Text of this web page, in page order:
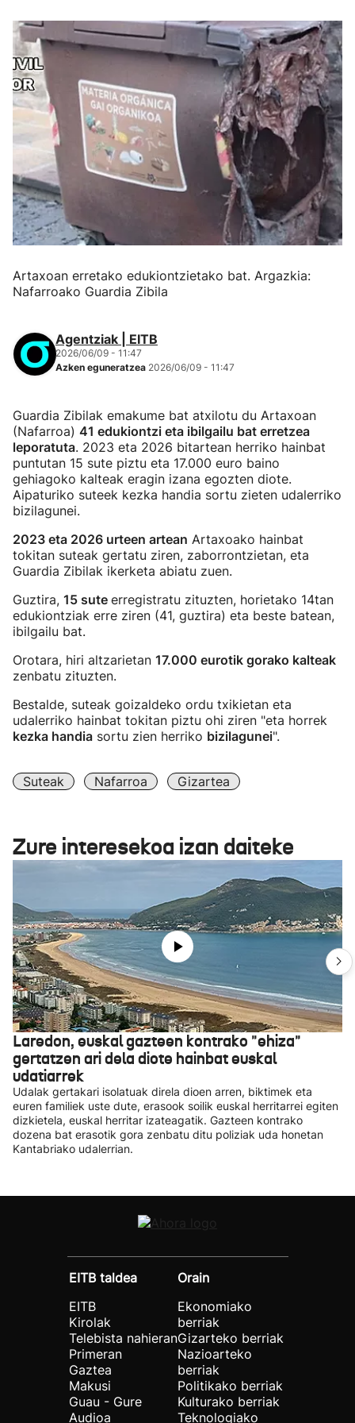
Artaxoan erretako edukiontzietako bat. Argazkia:
Nafarroako Guardia Zibila
Agentziak | EITB
2026/06/09 - 11:47
Azken eguneratzea 2026/06/09 - 11:47
Guardia Zibilak emakume bat atxilotu du Artaxoan
(Nafarroa) 41 edukiontzi eta ibilgailu bat erretzea
leporatuta. 2023 eta 2026 bitartean herriko hainbat
puntutan 15 sute piztu eta 17.000 euro baino
gehiagoko kalteak eragin izana egozten diote.
Aipaturiko suteek kezka handia sortu zieten udalerriko
bizilagunei.
2023 eta 2026 urteen artean Artaxoako hainbat
tokitan suteak gertatu ziren, zaborrontzietan, eta
Guardia Zibilak ikerketa abiatu zuen.
Guztira, 15 sute erregistratu zituzten, horietako 14tan
edukiontziak erre ziren (41, guztira) eta beste batean,
ibilgailu bat.
Orotara, hiri altzarietan 17.000 eurotik gorako kalteak
zenbatu zituzten.
Bestalde, suteak goizaldeko ordu txikietan eta
udalerriko hainbat tokitan piztu ohi ziren "eta horrek
kezka handia sortu zien herriko bizilagunei".
Suteak Nafarroa Gizartea
Zure interesekoa izan daiteke
Laredon, euskal gazteen kontrako "ehiza"
gertatzen ari dela diote hainbat euskal
udatiarrek
Udalak gertakari isolatuak direla dioen arren, biktimek eta
euren familiek uste dute, erasook soilik euskal herritarrei egiten
dizkietela, euskal herritar izateagatik. Gazteen kontrako
dozena bat erasotik gora zenbatu ditu poliziak uda honetan
Kantabriako udalerrian.
EITB taldea
EITB
Kirolak
Telebista nahieran
Primeran
Gaztea
Makusi
Guau - Gure
Audioa
Orain
Ekonomiako
berriak
Gizarteko berriak
Nazioarteko
berriak
Politikako berriak
Kulturako berriak
Teknologiako